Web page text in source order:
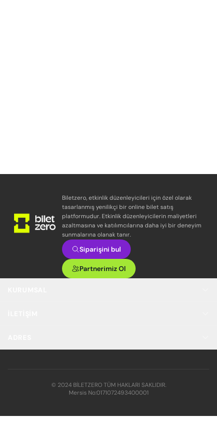
Biletzero, etkinlik düzenleyicileri için özel olarak
tasarlanmış yenilikçi bir online bilet satış
platformudur. Etkinlik düzenleyicilerin maliyetleri
azaltmasına ve katılımcılarına daha iyi bir deneyim
sunmalarına olanak tanır.
Siparişini bul
Partnerimiz Ol
© 2024 BİLETZERO TÜM HAKLARI SAKLIDIR.
Mersis No:0171072493400001